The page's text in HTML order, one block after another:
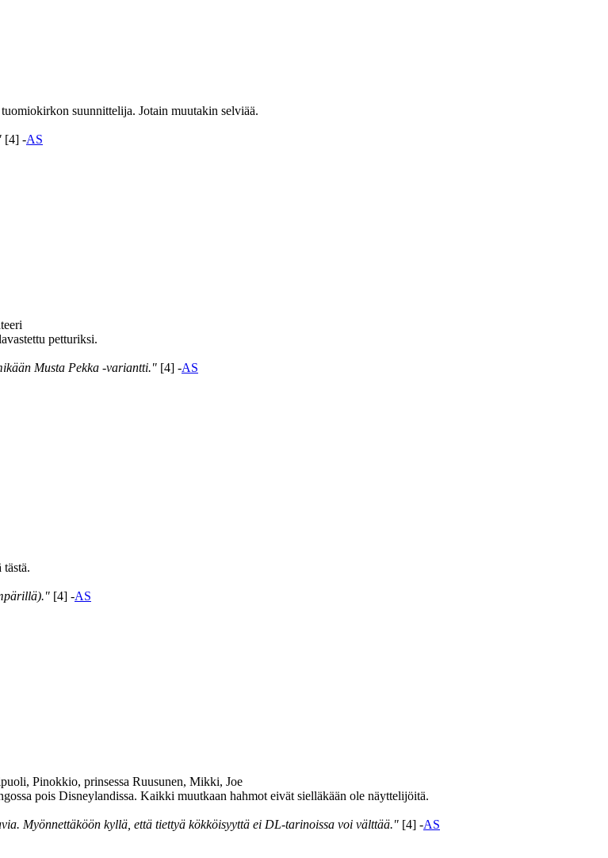
suunnittelija. Jotain muutakin selviää.
[4] -AS
petturiksi.
Musta Pekka -variantti." [4] -AS
[4] -AS
Pinokkio, prinsessa Ruusunen, Mikki, Joe
pois Disneylandissa. Kaikki muutkaan hahmot eivät sielläkään ole näyttelijöitä.
Myönnettäköön kyllä, että tiettyä kökköisyyttä ei DL-tarinoissa voi välttää." [4] -AS